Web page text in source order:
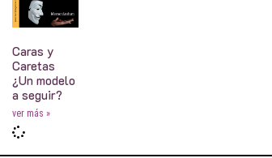
Caras y
Caretas
¿Un modelo
a seguir?
ver más »